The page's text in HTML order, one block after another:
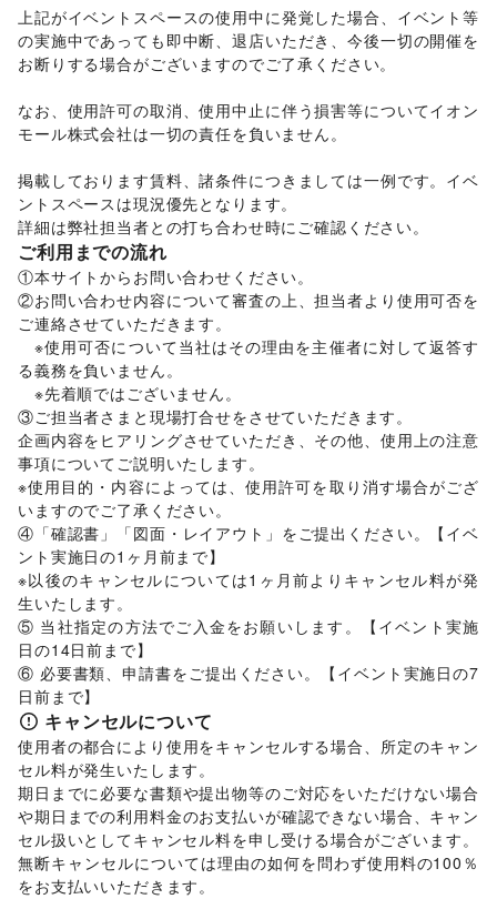
/その他美容・健康
エンタメ・ガジェット
PC・スマートフォン スマホアクセサリー/ ガジェット/
ゲーム /アニメ/ コミック・マンガ/ アイドル・芸能人
おもちゃ・ホビー/楽器・音楽機材/CD・DVD・本・雑誌 /
Webメディア・アプリ/テレビ・ドラマ/映画 /
音楽・ライブ/演劇/占い/ 公営競技・宝くじ
その他エンタメ・ガジェット
アート・デザイン
絵画・書/写真・イラストレーション
その他アート・デザイン
レジャー・スポーツ
旅行・レジャー/キャンプ・アウトドア
バスケットボール/ゴルフ/その他レジャー・スポーツ
車・バイク・モビリティ
車/バイク・オートバイ/自転車・ロードバイク/
マイクロモビリティ
その他車・バイク・モビリティ
NPO・公共団体
地方公共団体・行政・政府
/NPO・ボランティア活動/ その他NPO・公共団体
ビジネス・オフィス
法人向けサービス/オフィス家具・OA機器
イベント企画・運営/その他ビジネス・オフィス
その他活動・個人
その他活動・個人
上記がイベントスペースの使用中に発覚した場合、イベント等
の実施中であっても即中断、退店いただき、今後一切の開催を
お断りする場合がございますのでご了承ください。
なお、使用許可の取消、使用中止に伴う損害等についてイオン
モール株式会社は一切の責任を負いません。
掲載しております賃料、諸条件につきましては一例です。イベ
ントスペースは現況優先となります。
詳細は弊社担当者との打ち合わせ時にご確認ください。
ご利用までの流れ
①本サイトからお問い合わせください。
②お問い合わせ内容について審査の上、担当者より使用可否を
ご連絡させていただきます。
※使用可否について当社はその理由を主催者に対して返答す
る義務を負いません。
※先着順ではございません。
③ご担当者さまと現場打合せをさせていただきます。
企画内容をヒアリングさせていただき、その他、使用上の注意
事項についてご説明いたします。
※使用目的・内容によっては、使用許可を取り消す場合がござ
いますのでご了承ください。
④「確認書」「図面・レイアウト」をご提出ください。【イベ
ント実施日の1ヶ月前まで】
※以後のキャンセルについては1ヶ月前よりキャンセル料が発
生いたします。
⑤ 当社指定の方法でご入金をお願いします。【イベント実施
日の14日前まで】
⑥ 必要書類、申請書をご提出ください。【イベント実施日の7
日前まで】
キャンセルについて
使用者の都合により使用をキャンセルする場合、所定のキャン
セル料が発生いたします。
期日までに必要な書類や提出物等のご対応をいただけない場合
や期日までの利用料金のお支払いが確認できない場合、キャン
セル扱いとしてキャンセル料を申し受ける場合がございます。
無断キャンセルについては理由の如何を問わず使用料の100％
をお支払いいただきます。